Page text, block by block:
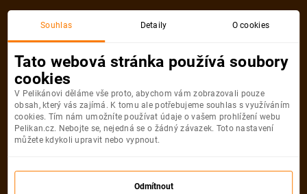
Akční letenka
Litujeme, akční letenka do města už
není dostupná
Souhlas Detaily O cookies
Tato webová stránka používá soubory
cookies
V Pelikánovi děláme vše proto, abychom vám zobrazovali pouze
obsah, který vás zajímá. K tomu ale potřebujeme souhlas s využíváním
cookies. Tím nám umožníte používat údaje o vašem prohlížení webu
Pelikan.cz. Nebojte se, nejedná se o žádný závazek. Toto nastavení
můžete kdykoli upravit nebo vypnout.
Odmítnout